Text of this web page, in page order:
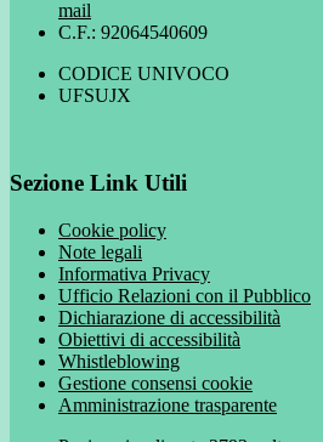
mail
C.F.: 92064540609
CODICE UNIVOCO
UFSUJX
Sezione Link Utili
Cookie policy
Note legali
Informativa Privacy
Ufficio Relazioni con il Pubblico
Dichiarazione di accessibilità
Obiettivi di accessibilità
Whistleblowing
Gestione consensi cookie
Amministrazione trasparente